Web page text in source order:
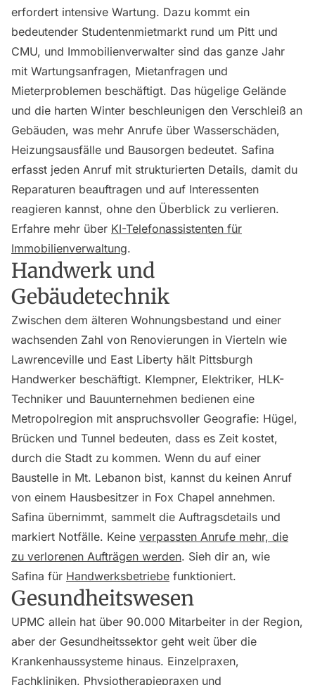
erfordert intensive Wartung. Dazu kommt ein
bedeutender Studentenmietmarkt rund um Pitt und
CMU, und Immobilienverwalter sind das ganze Jahr
mit Wartungsanfragen, Mietanfragen und
Mieterproblemen beschäftigt. Das hügelige Gelände
und die harten Winter beschleunigen den Verschleiß an
Gebäuden, was mehr Anrufe über Wasserschäden,
Heizungsausfälle und Bausorgen bedeutet. Safina
erfasst jeden Anruf mit strukturierten Details, damit du
Reparaturen beauftragen und auf Interessenten
reagieren kannst, ohne den Überblick zu verlieren.
Erfahre mehr über KI-Telefonassistenten für
Immobilienverwaltung.
Handwerk und
Gebäudetechnik
Zwischen dem älteren Wohnungsbestand und einer
wachsenden Zahl von Renovierungen in Vierteln wie
Lawrenceville und East Liberty hält Pittsburgh
Handwerker beschäftigt. Klempner, Elektriker, HLK-
Techniker und Bauunternehmen bedienen eine
Metropolregion mit anspruchsvoller Geografie: Hügel,
Brücken und Tunnel bedeuten, dass es Zeit kostet,
durch die Stadt zu kommen. Wenn du auf einer
Baustelle in Mt. Lebanon bist, kannst du keinen Anruf
von einem Hausbesitzer in Fox Chapel annehmen.
Safina übernimmt, sammelt die Auftragsdetails und
markiert Notfälle. Keine verpassten Anrufe mehr, die
zu verlorenen Aufträgen werden. Sieh dir an, wie
Safina für Handwerksbetriebe funktioniert.
Gesundheitswesen
UPMC allein hat über 90.000 Mitarbeiter in der Region,
aber der Gesundheitssektor geht weit über die
Krankenhaussysteme hinaus. Einzelpraxen,
Fachkliniken, Physiotherapiepraxen und